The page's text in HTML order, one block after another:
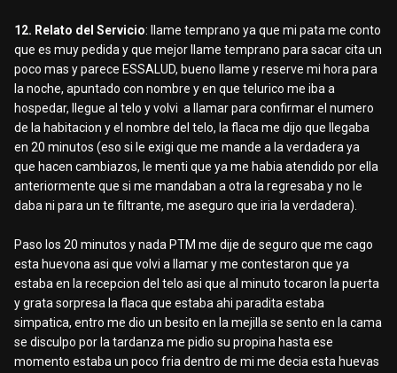
12. Relato del Servicio: llame temprano ya que mi pata me conto
que es muy pedida y que mejor llame temprano para sacar cita un
poco mas y parece ESSALUD, bueno llame y reserve mi hora para
la noche, apuntado con nombre y en que telurico me iba a
hospedar, llegue al telo y volvi a llamar para confirmar el numero
de la habitacion y el nombre del telo, la flaca me dijo que llegaba
en 20 minutos (eso si le exigi que me mande a la verdadera ya
que hacen cambiazos, le menti que ya me habia atendido por ella
anteriormente que si me mandaban a otra la regresaba y no le
daba ni para un te filtrante, me aseguro que iria la verdadera).
Paso los 20 minutos y nada PTM me dije de seguro que me cago
esta huevona asi que volvi a llamar y me contestaron que ya
estaba en la recepcion del telo asi que al minuto tocaron la puerta
y grata sorpresa la flaca que estaba ahi paradita estaba
simpatica, entro me dio un besito en la mejilla se sento en la cama
se disculpo por la tardanza me pidio su propina hasta ese
momento estaba un poco fria dentro de mi me decia esta huevas